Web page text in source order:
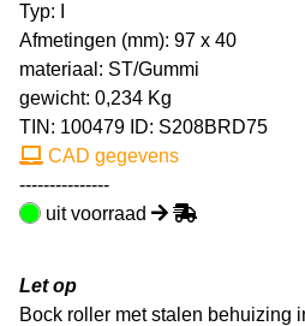
Typ: I
Afmetingen (mm): 97 x 40
materiaal: ST/Gummi
gewicht: 0,234 Kg
TIN: 100479 ID: S208BRD75
CAD gegevens
---------------
uit voorraad
Let op
Bock roller met stalen behuizing